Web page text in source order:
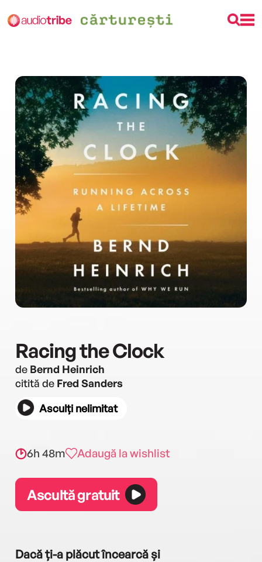
Racing the Clock
de Bernd Heinrich
citită de Fred Sanders
Asculți nelimitat
6h 48m Adaugă la wishlist
Ascultă gratuit
Dacă ți-a plăcut încearcă și